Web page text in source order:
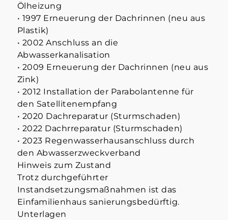
Ölheizung
• 1997 Erneuerung der Dachrinnen (neu aus
Plastik)
• 2002 Anschluss an die
Abwasserkanalisation
• 2009 Erneuerung der Dachrinnen (neu aus
Zink)
• 2012 Installation der Parabolantenne für
den Satellitenempfang
• 2020 Dachreparatur (Sturmschaden)
• 2022 Dachrreparatur (Sturmschaden)
• 2023 Regenwasserhausanschluss durch
den Abwasserzweckverband
Hinweis zum Zustand
Trotz durchgeführter
Instandsetzungsmaßnahmen ist das
Einfamilienhaus sanierungsbedürftig.
Unterlagen